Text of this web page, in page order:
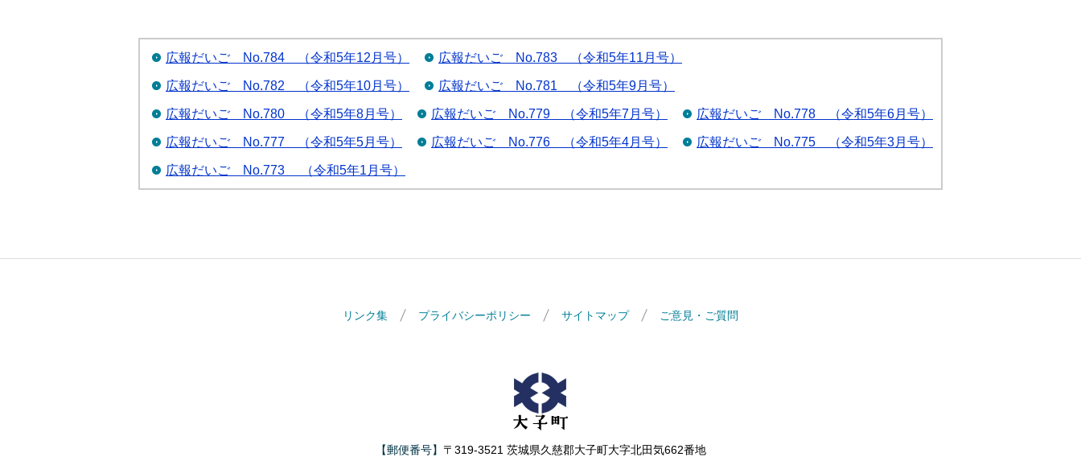
広報だいご No.784 （令和5年12月号） 広報だいご No.783 （令和5年11月号）
広報だいご No.782 （令和5年10月号） 広報だいご No.781 （令和5年9月号）
広報だいご No.780 （令和5年8月号） 広報だいご No.779 （令和5年7月号） 広報だいご No.778 （令和5年6月号）
広報だいご No.777 （令和5年5月号） 広報だいご No.776 （令和5年4月号） 広報だいご No.775 （令和5年3月号）
広報だいご No.773 （令和5年1月号）
リンク集 プライバシーポリシー サイトマップ ご意見・ご質問
【郵便番号】 〒319-3521 茨城県久慈郡大子町大字北田気662番地